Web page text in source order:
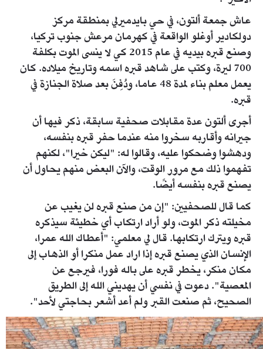
عاش جمعة ألتون، في حي بايدميرلي بمنطقة مركز
دولكادير أوغلو الواقعة في كهرمان مرعش جنوب تركيا،
وصنع قبره بيديه في عام 2015 كي لا ينسى الموت بكلفة
700 ليرة، وكتب على شاهد قبره اسمه وتاريخ ميلاده. كان
يعمل معلم بناء لمدة 48 عاما، ودُفِنَ بعد صلاة الجنازة في
قبره.
أجرى ألتون عدة مقابلات صحفية سابقة، ذكر فيها أن
جيرانه وأقاربه سخروا منه عندما حفر قبره بنفسه،
ودهشوا وضحكوا عليه، وقالوا له: "ليكن خيرا"، لكنهم
تفهموا ذلك مع مرور الوقت، والآن البعض منهم يحاول أن
يصنع قبره بنفسه أيضًا.
كما قال للصحفيين: "إن من صنع قبره لن يغيب عن
مخيلته ذكر الموت، ولو أراد ارتكاب أي خطيئة سيذكره
قبره ويترك ارتكابها. قال لي معلمي: "أعطاك الله عمرا،
الإنسان الذي يصنع قبره إذا اراد عمل منكرا أو الذهاب إلى
مكان منكر، يخطر قبره على باله فورا، فيرجع عن
المعصية". دعوت في نفسي أن يهديني الله إلى الطريق
الصحيح، ثم صنعت القبر ولم أعد أشعر بحاجتي لأحد".
olmeden-once-yaptigi-mezarina-girdi-cha-
1975488-6-t.jpg